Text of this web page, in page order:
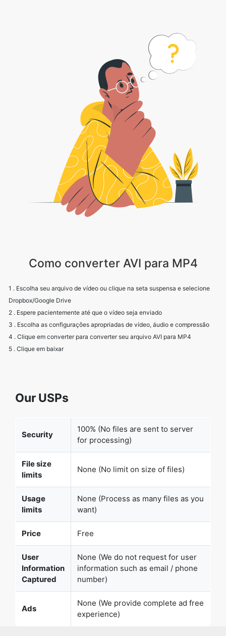
Como converter AVI para MP4
1 . Escolha seu arquivo de vídeo ou clique na seta suspensa e selecione
Dropbox/Google Drive
2 . Espere pacientemente até que o vídeo seja enviado
3 . Escolha as configurações apropriadas de vídeo, áudio e compressão
4 . Clique em converter para converter seu arquivo AVI para MP4
5 . Clique em baixar
Our USPs
Security
100% (No files are sent to server
for processing)
File size
limits
None (No limit on size of files)
Usage
limits
None (Process as many files as you
want)
Price Free
User
Information
Captured
None (We do not request for user
information such as email / phone
number)
Ads
None (We provide complete ad free
experience)